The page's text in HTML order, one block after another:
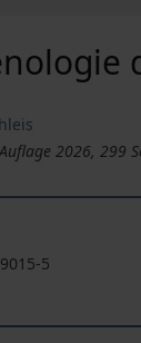
2026, 299
5